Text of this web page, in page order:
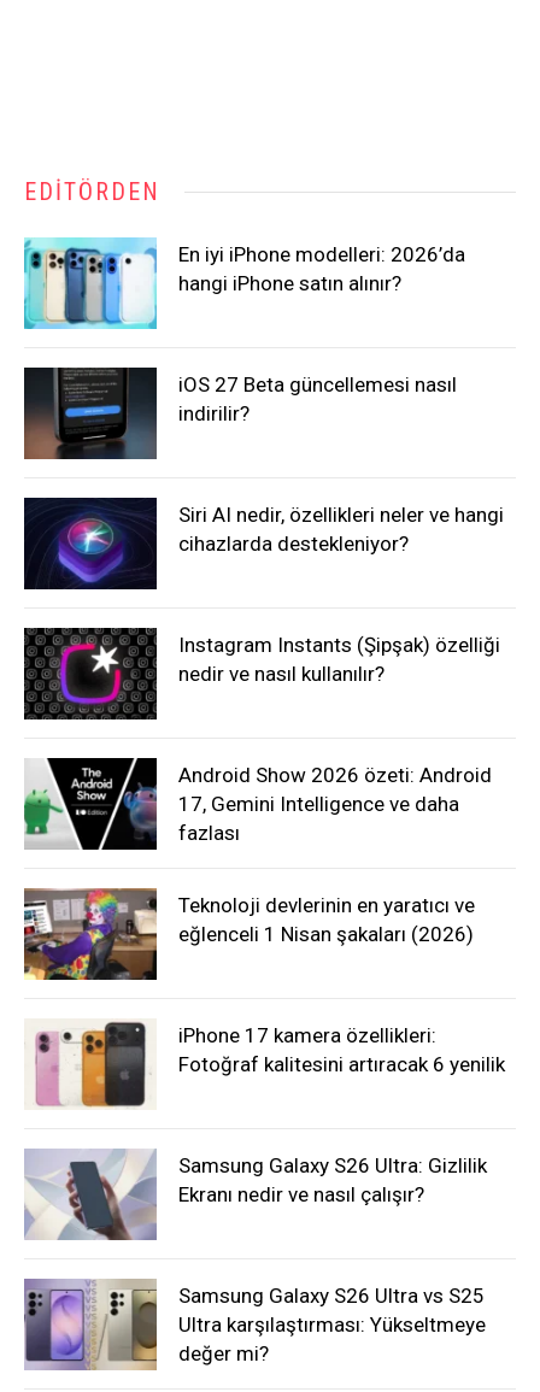
EDITÖRDEN
En iyi iPhone modelleri: 2026’da
hangi iPhone satın alınır?
iOS 27 Beta güncellemesi nasıl
indirilir?
Siri AI nedir, özellikleri neler ve hangi
cihazlarda destekleniyor?
Instagram Instants (Şipşak) özelliği
nedir ve nasıl kullanılır?
Android Show 2026 özeti: Android
17, Gemini Intelligence ve daha
fazlası
Teknoloji devlerinin en yaratıcı ve
eğlenceli 1 Nisan şakaları (2026)
iPhone 17 kamera özellikleri:
Fotoğraf kalitesini artıracak 6 yenilik
Samsung Galaxy S26 Ultra: Gizlilik
Ekranı nedir ve nasıl çalışır?
Samsung Galaxy S26 Ultra vs S25
Ultra karşılaştırması: Yükseltmeye
değer mi?